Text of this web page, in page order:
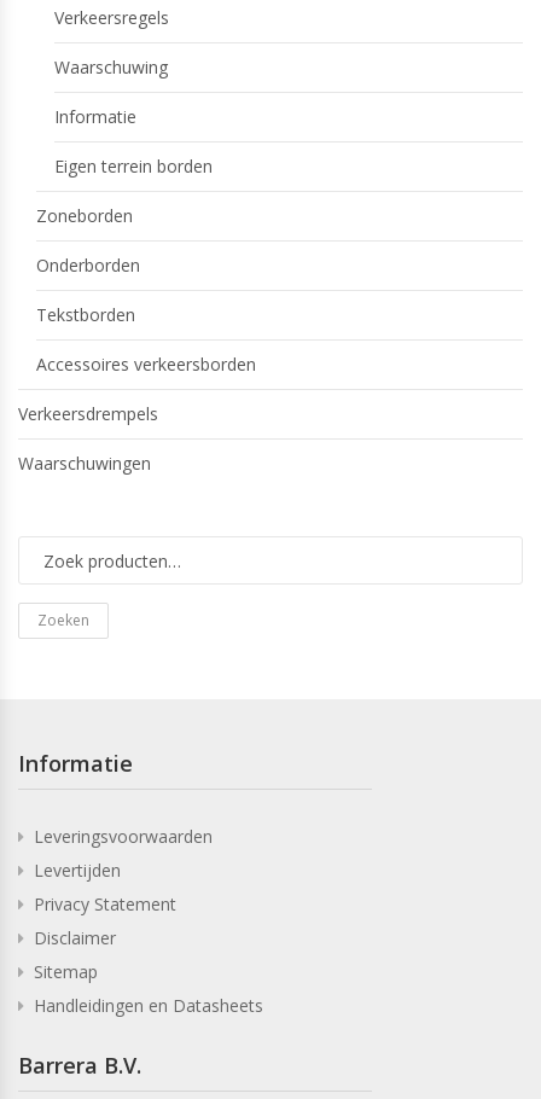
Verkeersregels
Waarschuwing
Informatie
Eigen terrein borden
Zoneborden
Onderborden
Tekstborden
Accessoires verkeersborden
Verkeersdrempels
Waarschuwingen
Zoeken
Informatie
Leveringsvoorwaarden
Levertijden
Privacy Statement
Disclaimer
Sitemap
Handleidingen en Datasheets
Barrera B.V.